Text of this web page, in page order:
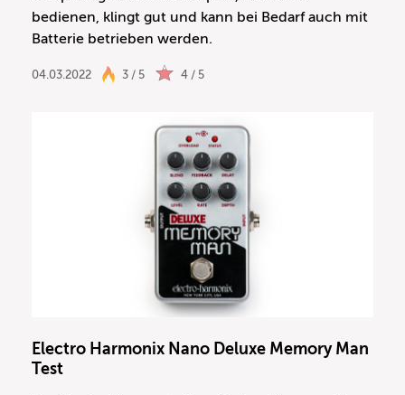
bedienen, klingt gut und kann bei Bedarf auch mit
Batterie betrieben werden.
04.03.2022 3 / 5 4 / 5
Electro Harmonix Nano Deluxe Memory Man
Test